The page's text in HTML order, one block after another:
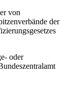
von
der
oder